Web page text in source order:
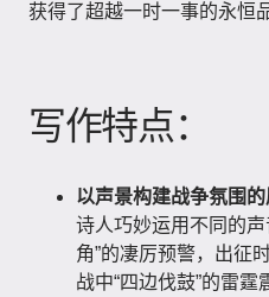
获得了超越一时一事的永恒
写作特点：
以声景构建战争氛围
诗人巧妙运用不同的
角”的凄厉预警，出征
战中“四边伐鼓”的雷霆